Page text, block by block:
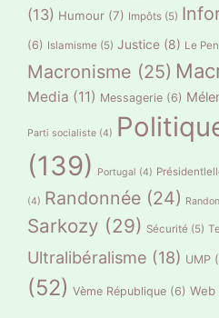
(13) Humour (7) Impôts (5)
(6) Islamisme (5) Justice (8) Le Pen
Macronisme (25)
Media (11) Messagerie (6)
Parti socialiste (4)
(139)
Portugal (4)
(4) Randonnée (24)
Sarkozy (29) Sécurité (5)
Ultralibéralisme (18) UMP
(52) Vème République (6) Web